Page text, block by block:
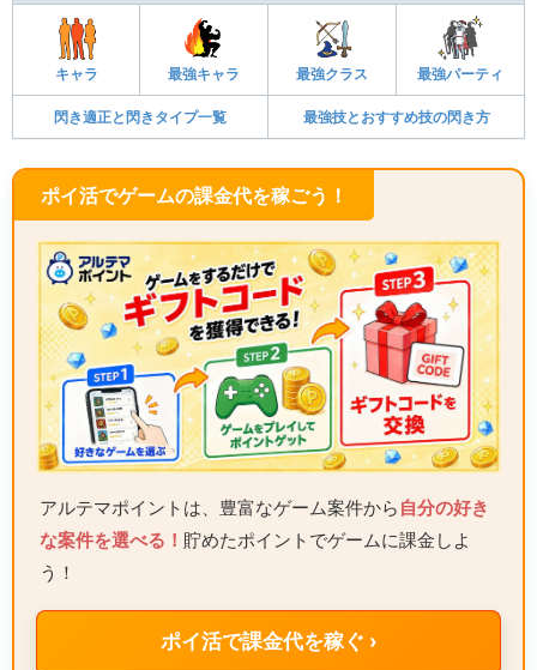
キャラ 最強キャラ 最強クラス 最強パーティ
閃き適正と閃きタイプ一覧 最強技とおすすめ技の閃き方
ポイ活でゲームの課金代を稼ごう！
アルテマポイントは、豊富なゲーム案件から 自分の好き
な案件を選べる！ 貯めたポイントでゲームに課金しよ
う！
ポイ活で課金代を稼ぐ ›